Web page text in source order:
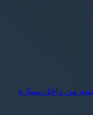
مليون و500 ألف جنيه من داخل سيارة